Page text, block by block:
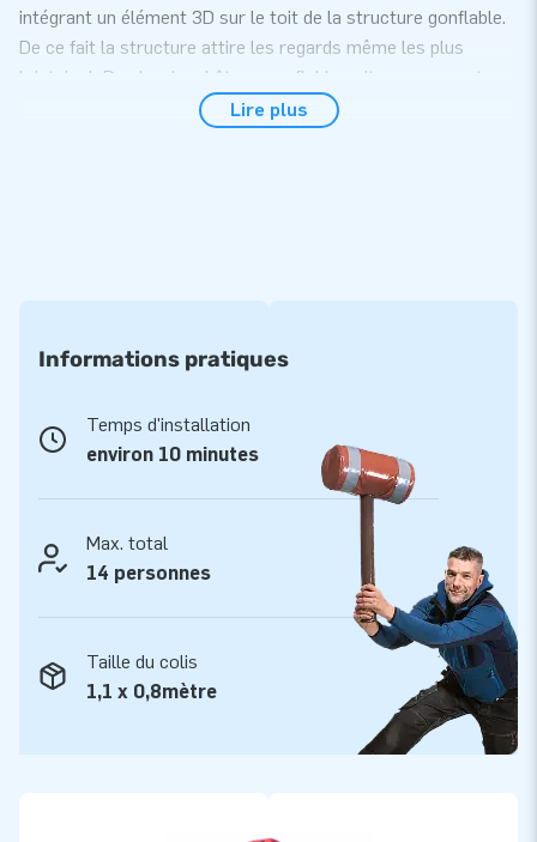
intégrant un élément 3D sur le toit de la structure gonflable.
De ce fait la structure attire les regards même les plus
lointains! De plus, Le château gonflable voiture super est
couvert d'un toit afin de protéger les enfants de la pluie et
les mariages ou tout autre évènement festif! D'autre part, le
d’ancrage, un sac de transport et un manuel/carnet de suivi.
Ainsi tout est livré complet, prêt à l’emploi!
Les châteaux gonflables JB sont renforcés avec une
quadruple couture, protégée d’une couverture PVC sur toute
la piste de saut et endroits réputés fragiles. De plus, les
structures gonflables JB sont fabriquées à partir de PVC de
haute qualité:
Lire plus
Informations pratiques
Temps d'installation
environ 10 minutes
Max. total
14 personnes
Taille du colis
1,1 x 0,8mètre